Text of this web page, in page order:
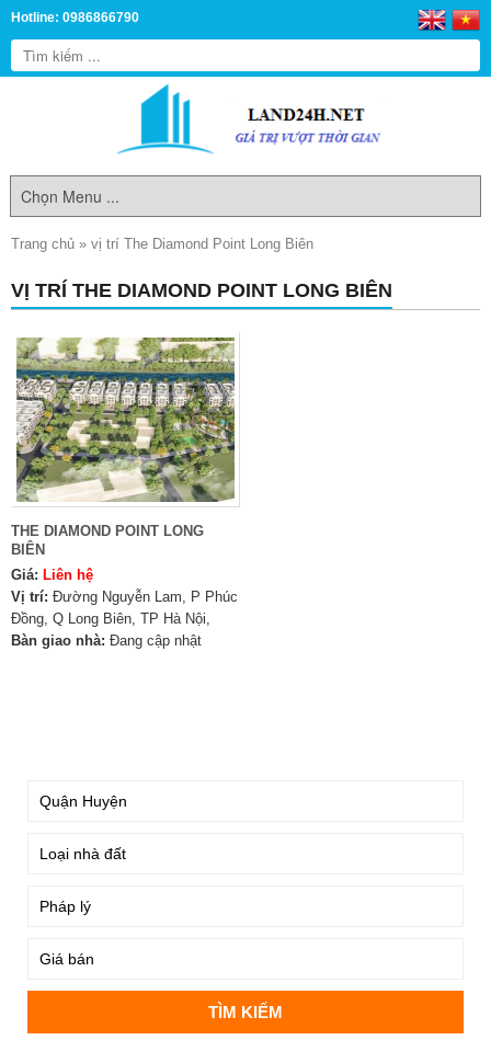
Hotline: 0986866790
Trang chủ » vị trí The Diamond Point Long Biên
VỊ TRÍ THE DIAMOND POINT LONG BIÊN
THE DIAMOND POINT LONG
BIÊN
Giá: Liên hệ
Vị trí: Đường Nguyễn Lam, P Phúc
Đồng, Q Long Biên, TP Hà Nội,
Bàn giao nhà: Đang cập nhật